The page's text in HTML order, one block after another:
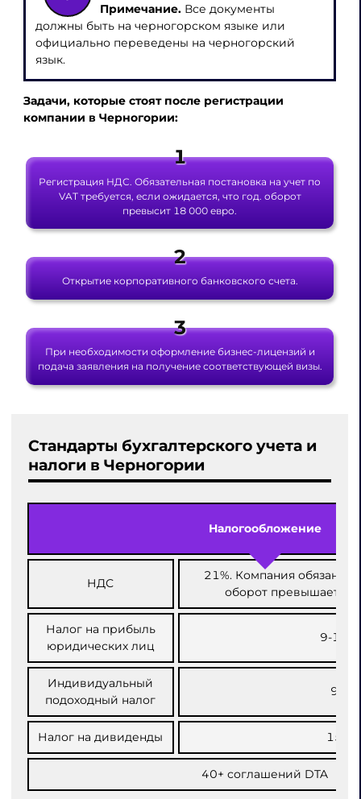
Примечание. Все документы
должны быть на черногорском языке или
официально переведены на черногорский
язык.
Задачи, которые стоят после регистрации
компании в Черногории:
Регистрация НДС. Обязательная постановка на учет по
VAT требуется, если ожидается, что год. оборот
превысит 18 000 евро.
Открытие корпоративного банковского счета.
При необходимости оформление бизнес-лицензий и
подача заявления на получение соответствующей визы.
Стандарты бухгалтерского учета и
налоги в Черногории
Налогообложение
НДС
21%. Компания обязана
оборот превышает
Налог на прибыль
юридических лиц
9-15%.
Индивидуальный
подоходный налог
9%.
Налог на дивиденды 15%.
40+ соглашений DTA